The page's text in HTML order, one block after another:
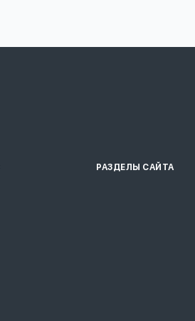
РАЗДЕЛЫ САЙТА